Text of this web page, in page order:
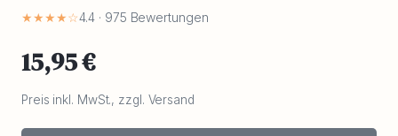
★★★★☆4.4 · 975 Bewertungen
15,95 €
Preis inkl. MwSt., zzgl. Versand